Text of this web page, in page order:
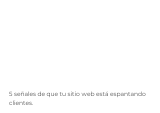
5 señales de que tu sitio web está espantando
clientes.